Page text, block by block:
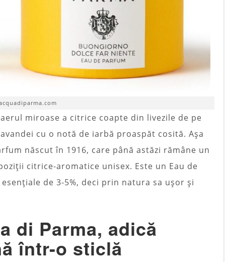
miroase a citrice coapte din livezile de pe
cu o notă de iarbă proaspăt cosită. Așa
născut în 1916, care până astăzi rămâne un
citrice-aromatice unisex. Este un Eau de
de 3-5%, deci prin natura sa ușor și
di Parma, adică
într-o sticlă